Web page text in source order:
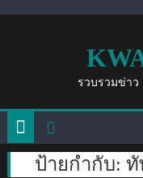
รวบรวมข่าว
ป้ายกำกับ: ทั